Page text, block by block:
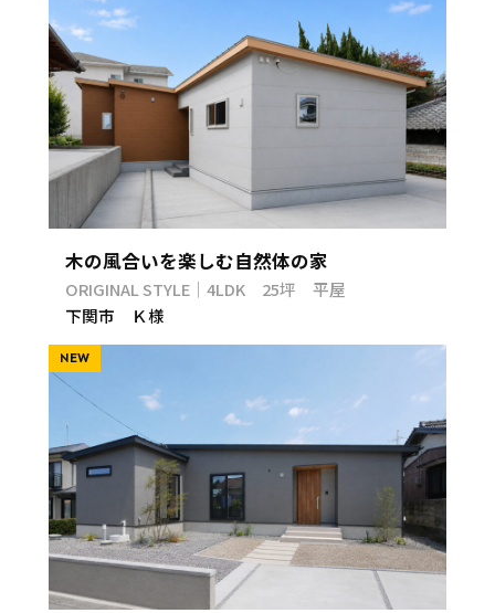
木の風合いを楽しむ自然体の家
ORIGINAL STYLE｜4LDK 25坪 平屋
下関市 Ｋ様
NEW